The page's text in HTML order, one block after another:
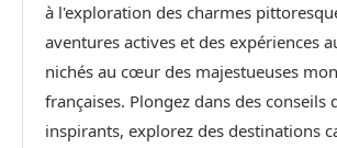
à l'exploration des charmes
aventures actives et des expériences
nichés au cœur des majestueuses
françaises. Plongez dans des conseils
inspirants, explorez des destinations